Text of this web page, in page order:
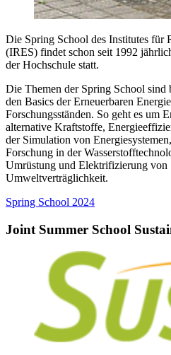
Die Spring School des Institutes für
(IRES) findet schon seit 1992
der Hochschule statt.
Die Themen der Spring School sind
den Basics der Erneuerbaren
Forschungsständen. So geht es um
alternative Kraftstoffe,
der Simulation von
Forschung in der
Umrüstung und Elektrifizierung von
Umweltverträglichkeit.
Spring School 2024
Joint Sum­mer School